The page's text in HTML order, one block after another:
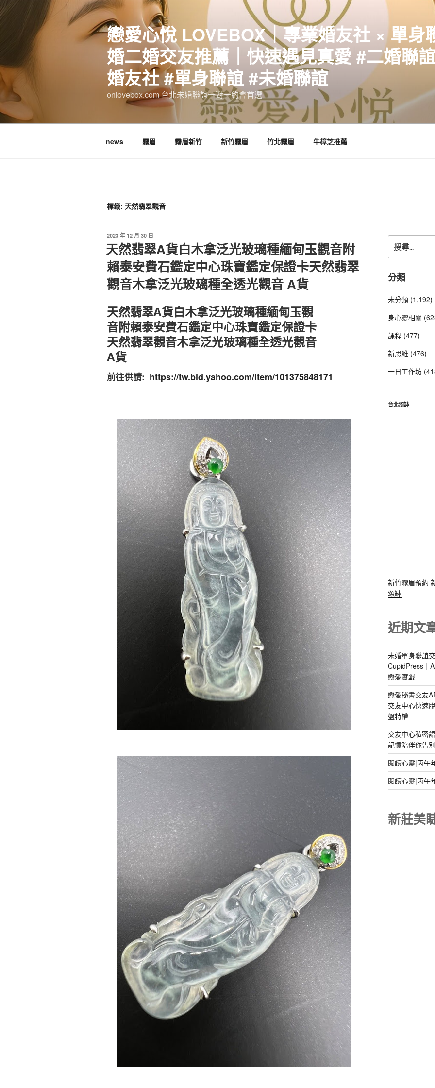
跳
至
容
戀愛心悅 LOVEBOX｜專業婚友社 × 單身
婚二婚交友推薦｜快速遇見真愛 #二婚聯
婚友社 #單身聯誼 #未婚聯誼
onlovebox.com 台北未婚聯誼一對一約會首選
news 霧眉 霧眉新竹 新竹霧眉 竹北霧眉 牛樟芝推薦
標籤: 天然翡翠觀音
發
佈
於
2023 年 12 月 30 日
天然翡翠A貨白木拿泛光玻璃種緬甸玉觀音附
賴泰安費石鑑定中心珠寶鑑定保證卡天然翡翠
觀音木拿泛光玻璃種全透光觀音 A貨
天然翡翠A貨白木拿泛光玻璃種緬甸玉觀
音附賴泰安費石鑑定中心珠寶鑑定保證卡
天然翡翠觀音木拿泛光玻璃種全透光觀音
A貨
前往供請: https://tw.bid.yahoo.com/item/101375848171
尋
關
鍵
字:
分類
未分類 (1,192)
身心靈相關
課程 (477)
新思維 (476)
一日工作坊
台北頌缽
新竹霧眉預約
頌缽
近期文
未婚單身聯誼
CupidPress｜
戀愛實戰
戀愛秘書交友
交友中心快速
盤特權
交友中心私密
記憶陪伴你告
閱讀心靈|丙午
閱讀心靈|丙午
新莊美